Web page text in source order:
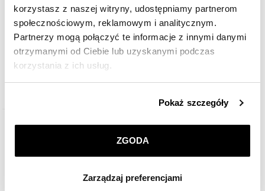
korzystasz z naszej witryny, udostępniamy partnerom
społecznościowym, reklamowym i analitycznym.
Partnerzy mogą połączyć te informacje z innymi danymi
otrzymanymi od Ciebie lub uzyskanymi podczas
korzystania z ich usług.
przez nas plików cookie znajdziesz wPolityce
korzystamy. Możesz również wybrać jaki rodzaj plików
Pokaż szczegóły
ZGODA
Zarządzaj preferencjami
Bransoletka z mosiądzu pozłacana z cyrkoniami
249 zł